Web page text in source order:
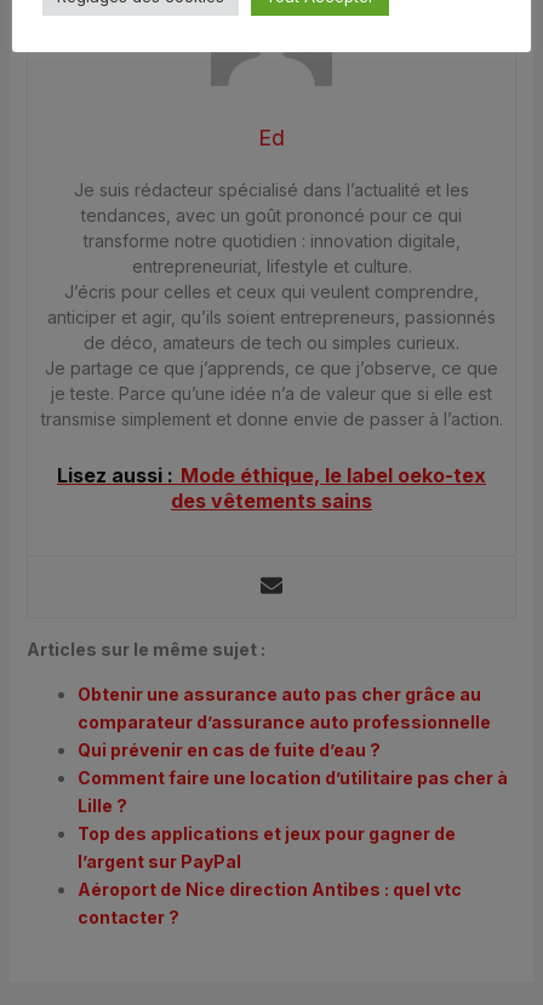
Ed
Je suis rédacteur spécialisé dans l’actualité et les
tendances, avec un goût prononcé pour ce qui
transforme notre quotidien : innovation digitale,
entrepreneuriat, lifestyle et culture.
J’écris pour celles et ceux qui veulent comprendre,
anticiper et agir, qu’ils soient entrepreneurs, passionnés
de déco, amateurs de tech ou simples curieux.
Je partage ce que j’apprends, ce que j’observe, ce que
je teste. Parce qu’une idée n’a de valeur que si elle est
transmise simplement et donne envie de passer à l’action.
Lisez aussi : Mode éthique, le label oeko-tex
des vêtements sains
Articles sur le même sujet :
Obtenir une assurance auto pas cher grâce au
comparateur d’assurance auto professionnelle
Qui prévenir en cas de fuite d’eau ?
Comment faire une location d’utilitaire pas cher à
Lille ?
Top des applications et jeux pour gagner de
l’argent sur PayPal
Aéroport de Nice direction Antibes : quel vtc
contacter ?